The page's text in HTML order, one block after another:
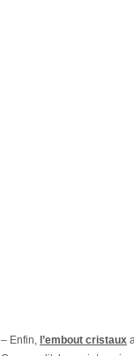
– Enfin, l’embout cristaux